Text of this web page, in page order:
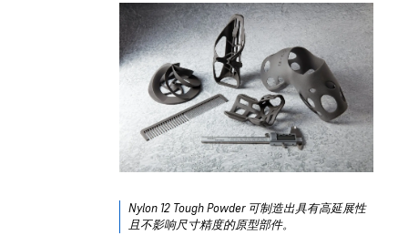
Nylon 12 Tough Powder 可制造出具有高延展性
且不影响尺寸精度的原型部件。